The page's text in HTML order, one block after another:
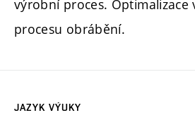
výrobní proces. Optimalizace
procesu obrábění.
JAZYK VÝUKY